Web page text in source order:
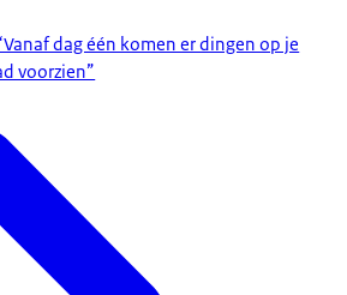
dag één komen er dingen op je
voorzien”